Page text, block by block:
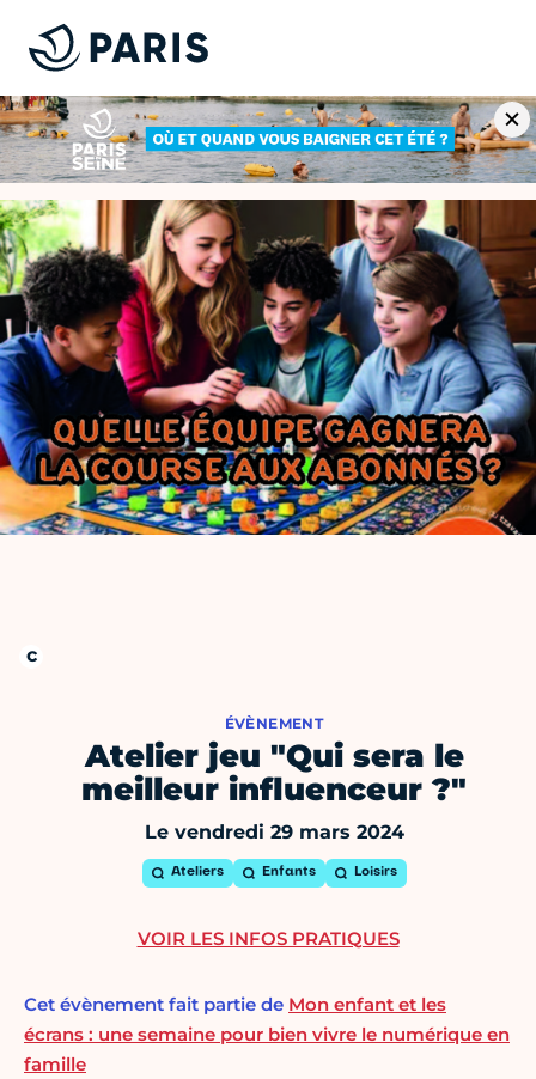
ÉVÈNEMENT
Atelier jeu "Qui sera le
meilleur influenceur ?"
Le vendredi 29 mars 2024
Ateliers Enfants Loisirs
Cet évènement fait partie de Mon enfant et les
écrans : une semaine pour bien vivre le numérique en
famille
VOIR LES INFOS PRATIQUES